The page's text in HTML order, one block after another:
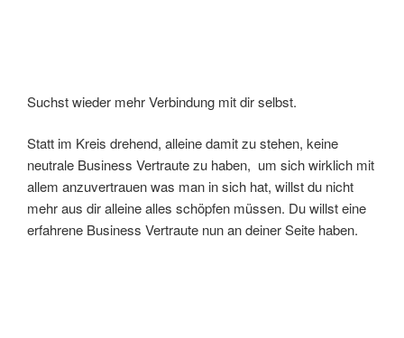
Suchst wieder mehr Verbindung mit dir selbst.
Statt im Kreis drehend, alleine damit zu stehen, keine
neutrale Business Vertraute zu haben, um sich wirklich mit
allem anzuvertrauen was man in sich hat, willst du nicht
mehr aus dir alleine alles schöpfen müssen. Du willst eine
erfahrene Business Vertraute nun an deiner Seite haben.